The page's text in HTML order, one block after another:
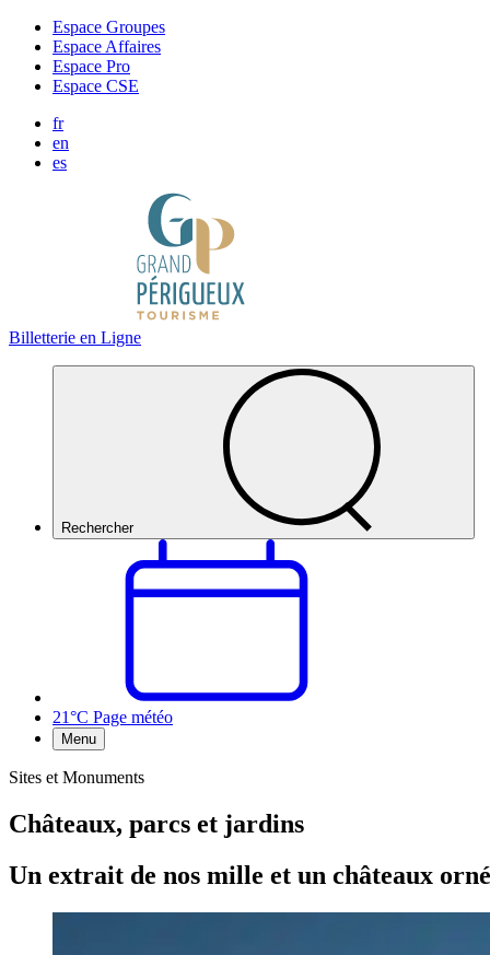
Espace Groupes
Espace Affaires
Espace Pro
Espace CSE
fr
en
es
Billetterie en Ligne
Rechercher
21°C Page météo
Menu
Sites et Monuments
Châteaux, parcs et jardins
Un extrait de nos mille et un châteaux